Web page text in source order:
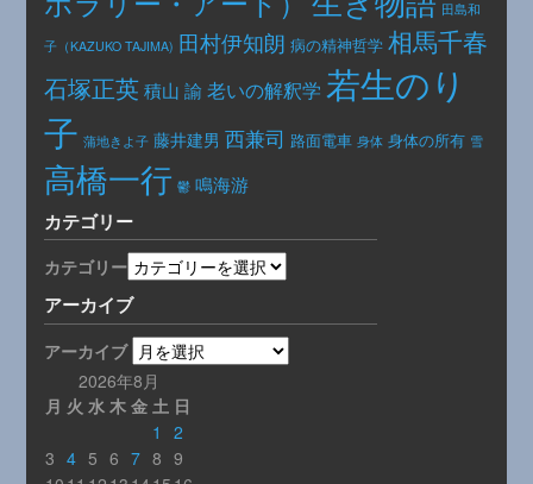
田島和
子（KAZUKO TAJIMA) 田村伊知朗 病の精神哲学 相馬千春
石塚正英 積山 諭 老いの解釈学 若生のり
子 蒲地きよ子 藤井建男 西兼司 路面電車 身体 身体の所有 雪
高橋一行 鬱 鳴海游
カテゴリー
カテゴリー
アーカイブ
アーカイブ
2026年8月
月 火 水 木 金 土 日
1
2
3 4 5 6 7 8 9